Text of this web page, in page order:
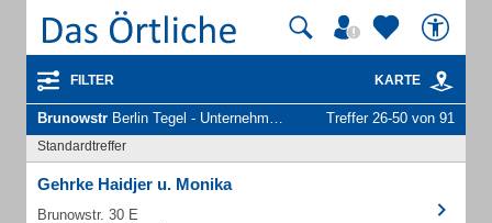
FILTER KARTE
Brunowstr Berlin Tegel - Unternehmen und Personen Treffer 26-50 von 91
Standardtreffer
Gehrke Haidjer u. Monika
Brunowstr. 30 E